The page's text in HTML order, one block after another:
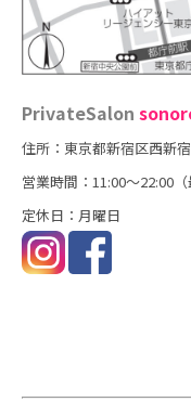
PrivateSalon
住所：東京都新宿区西新
営業時間：11:00～22:00（
定休日：月曜日